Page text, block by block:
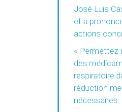
José Luis
et a
actions
«
des
respiratoire
réduction
nécessaires.